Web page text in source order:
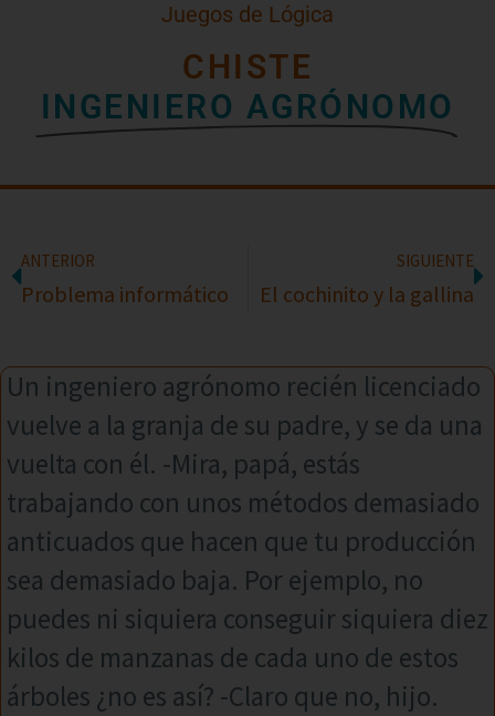
Juegos de Lógica
CHISTE
INGENIERO AGRÓNOMO
ANTERIOR
Problema informático
SIGUIENTE
El cochinito y la gallina
Un ingeniero agrónomo recién licenciado
vuelve a la granja de su padre, y se da una
vuelta con él. -Mira, papá, estás
trabajando con unos métodos demasiado
anticuados que hacen que tu producción
sea demasiado baja. Por ejemplo, no
puedes ni siquiera conseguir siquiera diez
kilos de manzanas de cada uno de estos
árboles ¿no es así? -Claro que no, hijo.